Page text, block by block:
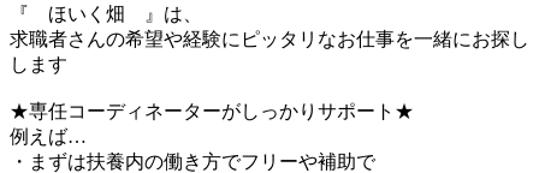
『 ほいく畑 』は、
求職者さんの希望や経験にピッタリなお仕事を一緒にお探し
します
★専任コーディネーターがしっかりサポート★
例えば…
・まずは扶養内の働き方でフリーや補助で